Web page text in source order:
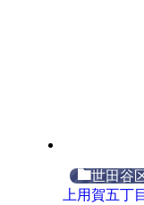
世田谷
上用賀五丁